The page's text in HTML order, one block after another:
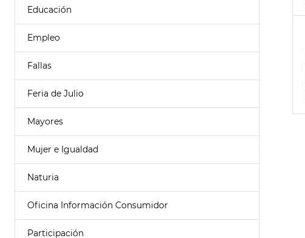
Educación
Empleo
Fallas
Feria de Julio
Mayores
Mujer e Igualdad
Naturia
Oficina Información Consumidor
Participación